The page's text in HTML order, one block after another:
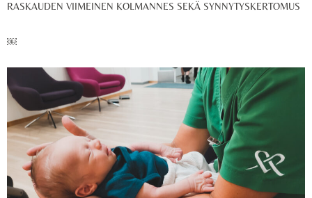
RASKAUDEN VIIMEINEN KOLMANNES SEKÄ SYNNYTYSKERTOMUS
￼